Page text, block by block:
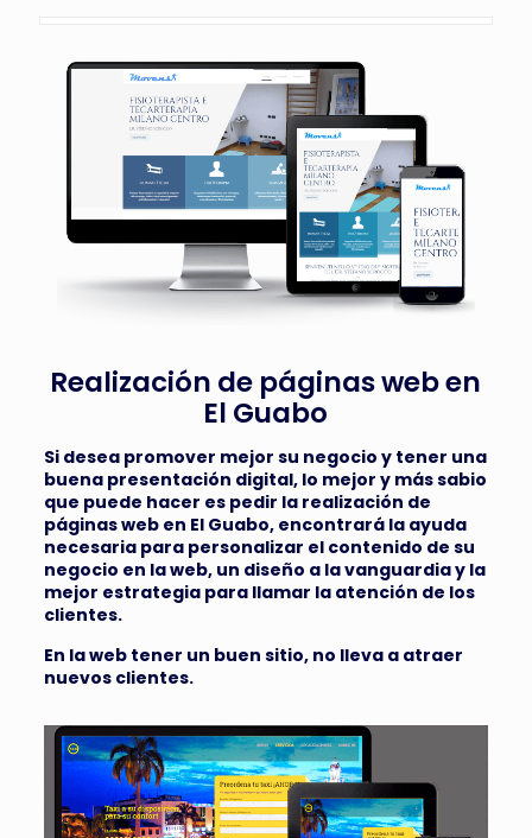
Realización de páginas web en
El Guabo
Si desea promover mejor su negocio y tener una
buena presentación digital, lo mejor y más sabio
que puede hacer es pedir la realización de
páginas web en El Guabo,encontrará la ayuda
necesaria para personalizar el contenido de su
negocio en la web, un diseño a la vanguardia y la
mejor estrategia para llamar la atención de los
clientes.
En la web tener un buen sitio, no lleva a atraer
nuevos clientes.